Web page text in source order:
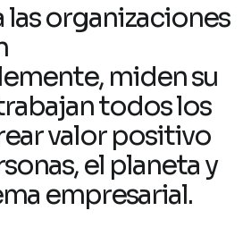
las organizaciones
miden su
todos los
valor positivo
el planeta y
empresarial.